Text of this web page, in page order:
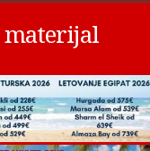
materijal